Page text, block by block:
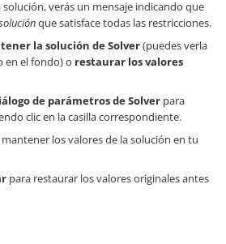
solución, verás un mensaje indicando que
que satisface todas las restricciones.
la solución de Solver(puedes verla
en el fondo) o restaurar los valores
de parámetros de Solver para
clic en la casilla correspondiente.
los valores de la solución en tu
para restaurar los valores originales antes